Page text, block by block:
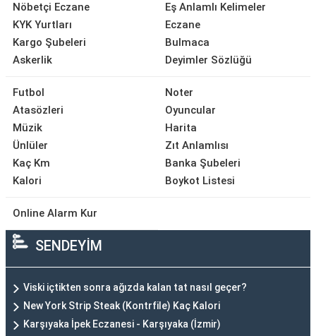
Nöbetçi Eczane
KYK Yurtları
Kargo Şubeleri
Askerlik
Eş Anlamlı Kelimeler
Eczane
Bulmaca
Deyimler Sözlüğü
Futbol
Atasözleri
Müzik
Ünlüler
Kaç Km
Kalori
Noter
Oyuncular
Harita
Zıt Anlamlısı
Banka Şubeleri
Boykot Listesi
Online Alarm Kur
SENDEYİM
Viski içtikten sonra ağızda kalan tat nasıl geçer?
New York Strip Steak (Kontrfile) Kaç Kalori
Karşıyaka İpek Eczanesi - Karşıyaka (İzmir)